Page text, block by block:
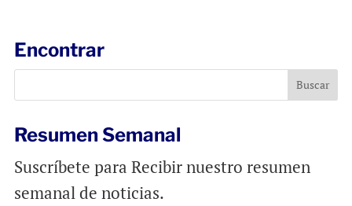
o
k
p
Encontrar
Resumen Semanal
Suscríbete para Recibir nuestro resumen
semanal de noticias.